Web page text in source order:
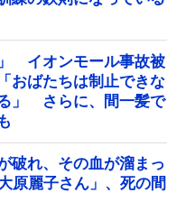
イオンモール事故被
おばたちは制止できな
」 さらに、間一髪で
破れ、その血が溜まっ
原麗子さん」、死の間